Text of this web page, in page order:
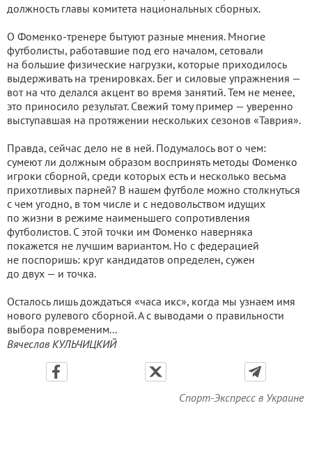
должность главы комитета национальных сборных.
О Фоменко-тренере бытуют разные мнения. Многие
футболисты, работавшие под его началом, сетовали
на большие физические нагрузки, которые приходилось
выдерживать на тренировках. Бег и силовые упражнения —
вот на что делался акцент во время занятий. Тем не менее,
это приносило результат. Свежий тому пример — уверенно
выступавшая на протяжении нескольких сезонов «Таврия».
Правда, сейчас дело не в ней. Подумалось вот о чем:
сумеют ли должным образом воспринять методы Фоменко
игроки сборной, среди которых есть и несколько весьма
прихотливых парней? В нашем футболе можно столкнуться
с чем угодно, в том числе и с недовольством идущих
по жизни в режиме наименьшего сопротивления
футболистов. С этой точки им Фоменко наверняка
покажется не лучшим вариантом. Но с федерацией
не поспоришь: круг кандидатов определен, сужен
до двух — и точка.
Осталось лишь дождаться «часа икс», когда мы узнаем имя
нового рулевого сборной. А с выводами о правильности
выбора повременим...
Вячеслав КУЛЬЧИЦКИЙ
Спорт-Экспресс в Украине